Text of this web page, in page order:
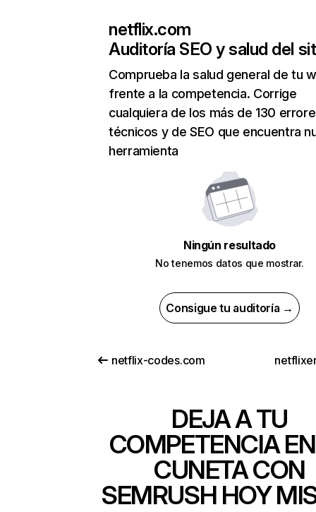
netflix.com
Auditoría SEO y salud del
Comprueba la salud general de tu
frente a la competencia. Corrige
cualquiera de los más de 130
técnicos y de SEO que encuentra
herramienta
Ningún resultado
No tenemos datos que mostrar.
Consigue tu auditoría →
netflix-codes.com
DEJA A TU
COMPETENCIA
CUNETA CON
SEMRUSH HOY